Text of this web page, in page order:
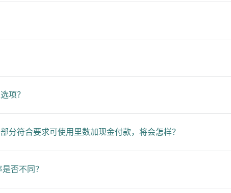
项？
分符合要求可使用里数加现金付款，将会怎样？
否不同？